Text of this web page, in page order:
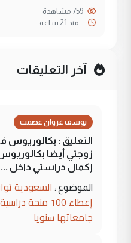
--منذ 21 ساعة
آخر التعليقات
يوسف غزوان عصمت
التعليق : بكالوريوس
زوجتي أيضا
إكمال دراستي داخل ...
الموضوع : السعودية
إعطاء 100 منحة
جامعاتها سنويا